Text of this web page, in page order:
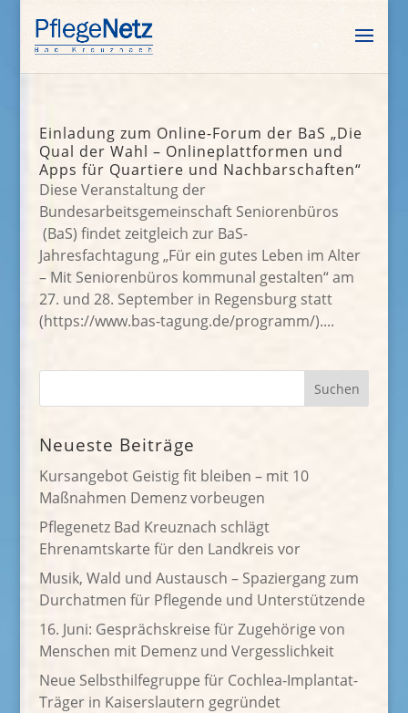
Einladung zum Online-Forum der BaS „Die
Qual der Wahl – Onlineplattformen und
Apps für Quartiere und Nachbarschaften“
Diese Veranstaltung der
Bundesarbeitsgemeinschaft Seniorenbüros
(BaS) findet zeitgleich zur BaS-
Jahresfachtagung „Für ein gutes Leben im Alter
– Mit Seniorenbüros kommunal gestalten“ am
27. und 28. September in Regensburg statt
(https://www.bas-tagung.de/programm/)....
Neueste Beiträge
Kursangebot Geistig fit bleiben – mit 10
Maßnahmen Demenz vorbeugen
Pflegenetz Bad Kreuznach schlägt
Ehrenamtskarte für den Landkreis vor
Musik, Wald und Austausch – Spaziergang zum
Durchatmen für Pflegende und Unterstützende
16. Juni: Gesprächskreise für Zugehörige von
Menschen mit Demenz und Vergesslichkeit
Neue Selbsthilfegruppe für Cochlea-Implantat-
Träger in Kaiserslautern gegründet